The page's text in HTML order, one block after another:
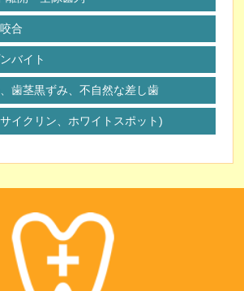
合
バイト
歯茎黒ずみ、不自然な差し歯
イクリン、ホワイトスポット)